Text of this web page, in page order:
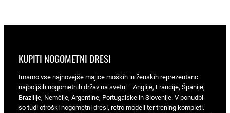
KUPITI NOGOMETNI DRESI
Imamo vse najnovejše majice moških in ženskih reprezentanc
najboljših nogometnih držav na svetu – Anglije, Francije, Španije,
Brazilije, Nemčije, Argentine, Portugalske in Slovenije. V ponudbi
so tudi otroški nogometni dresi, retro modeli ter trening kompleti.